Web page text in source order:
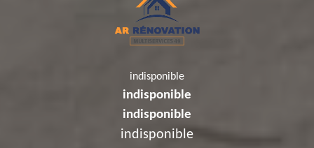
indisponible
indisponible
indisponible
indisponible